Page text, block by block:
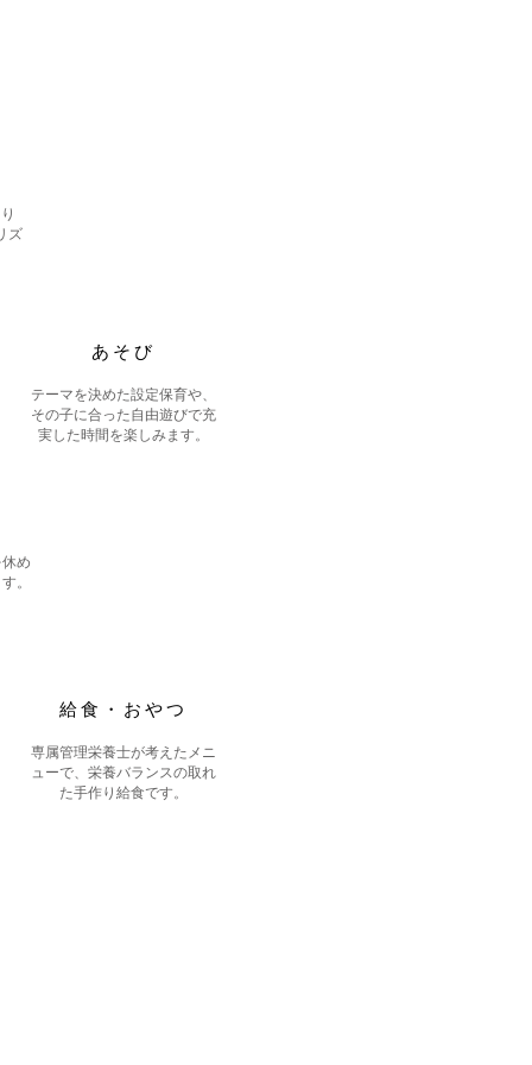
ズ
あそび
テーマを決めた設定保育や、
その子に合った自由遊びで充
実した時間を楽しみます。
め
。
給食・おやつ
専属管理栄養士が考えたメニ
ューで、栄養バランスの取れ
た手作り給食です。